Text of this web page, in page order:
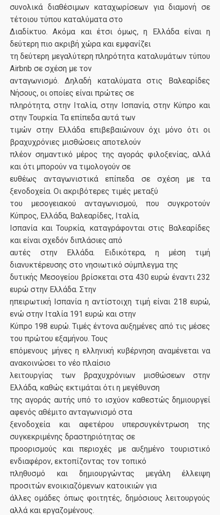
συνολικά διαθέσιμων καταχωρίσεων για διαμονή σε
τέτοιου τύπου καταλύματα στο
Διαδίκτυο. Ακόμα και έτσι όμως, η Ελλάδα είναι η
δεύτερη πιο ακριβή χώρα και εμφανίζει
τη δεύτερη μεγαλύτερη πληρότητα καταλυμάτων τύπου
Airbnb σε σχέση με τον
ανταγωνισμό. Δηλαδή καταλύματα στις Βαλεαρίδες
Νήσους, οι οποίες είναι πρώτες σε
πληρότητα, στην Ιταλία, στην Ισπανία, στην Κύπρο και
στην Τουρκία. Τα επίπεδα αυτά των
τιμών στην Ελλάδα επιβεβαιώνουν όχι μόνο ότι οι
βραχυχρόνιες μισθώσεις αποτελούν
πλέον σημαντικό μέρος της αγοράς φιλοξενίας, αλλά
και ότι μπορούν να τιμολογούν σε
ευθέως ανταγωνιστικά επίπεδα σε σχέση με τα
ξενοδοχεία. Οι ακριβότερες τιμές μεταξύ
του μεσογειακού ανταγωνισμού, που συγκροτούν
Κύπρος, Ελλάδα, Βαλεαρίδες, Ιταλία,
Ισπανία και Τουρκία, καταγράφονται στις Βαλεαρίδες
και είναι σχεδόν διπλάσιες από
αυτές στην Ελλάδα. Ειδικότερα, η μέση τιμή
διανυκτέρευσης στο νησιωτικό σύμπλεγμα της
δυτικής Μεσογείου βρίσκεται στα 430 ευρώ έναντι 232
ευρώ στην Ελλάδα. Στην
ηπειρωτική Ισπανία η αντίστοιχη τιμή είναι 218 ευρώ,
ενώ στην Ιταλία 191 ευρώ και στην
Κύπρο 198 ευρώ. Τιμές έντονα αυξημένες από τις μέσες
του πρώτου εξαμήνου. Τους
επόμενους μήνες η ελληνική κυβέρνηση αναμένεται να
ανακοινώσει το νέο πλαίσιο
λειτουργίας των βραχυχρόνιων μισθώσεων στην
Ελλάδα, καθώς εκτιμάται ότι η μεγέθυνση
της αγοράς αυτής υπό το ισχύον καθεστώς δημιουργεί
αφενός αθέμιτο ανταγωνισμό στα
ξενοδοχεία και αφετέρου υπερσυγκέντρωση της
συγκεκριμένης δραστηριότητας σε
προορισμούς και περιοχές με αυξημένο τουριστικό
ενδιαφέρον, εκτοπίζοντας τον τοπικό
πληθυσμό και δημιουργώντας μεγάλη έλλειψη
προσιτών ενοικιαζόμενων κατοικιών για
άλλες ομάδες όπως φοιτητές, δημόσιους λειτουργούς
αλλά και εργαζομένους.